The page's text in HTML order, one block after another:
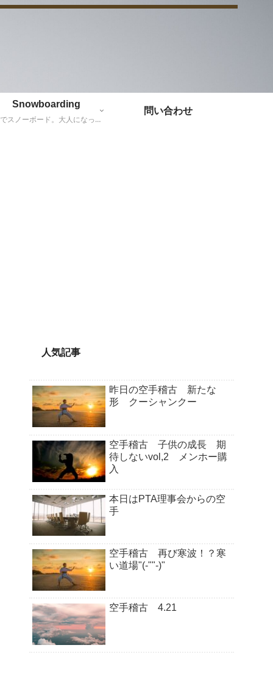
Snowboarding
親子でスノーボード。大人になったらバックカントリーに挑戦だー！
問い合わせ
人気記事
昨日の空手稽古 新たな
形 クーシャンクー
空手稽古 子供の成長 期
待しないvol,2 メンホー購
入
本日はPTA理事会からの空
手
空手稽古 再び寒波！？寒
い道場"(-""-)"
空手稽古 4.21